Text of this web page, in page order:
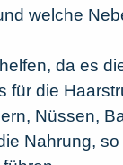
welche
da es
für die
Nüssen,
Nahrung,